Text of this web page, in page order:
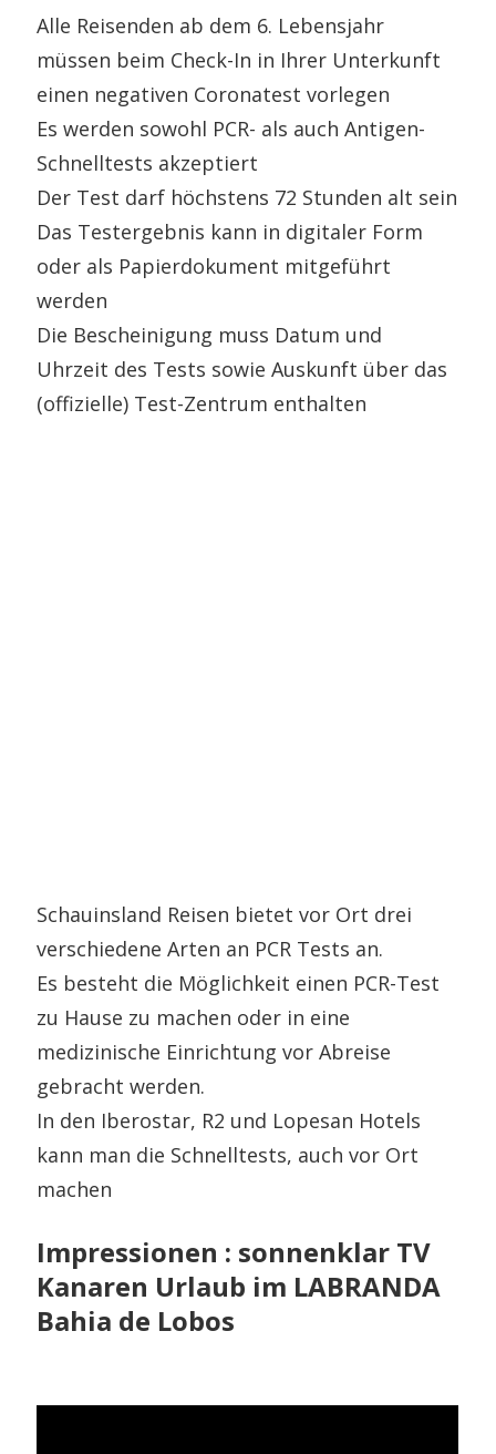
Alle Reisenden ab dem 6. Lebensjahr
müssen beim Check-In in Ihrer Unterkunft
einen negativen Coronatest vorlegen
Es werden sowohl PCR- als auch Antigen-
Schnelltests akzeptiert
Der Test darf höchstens 72 Stunden alt sein
Das Testergebnis kann in digitaler Form
oder als Papierdokument mitgeführt
werden
Die Bescheinigung muss Datum und
Uhrzeit des Tests sowie Auskunft über das
(offizielle) Test-Zentrum enthalten
Schauinsland Reisen bietet vor Ort drei
verschiedene Arten an PCR Tests an.
Es besteht die Möglichkeit einen PCR-Test
zu Hause zu machen oder in eine
medizinische Einrichtung vor Abreise
gebracht werden.
In den Iberostar, R2 und Lopesan Hotels
kann man die Schnelltests, auch vor Ort
machen
Impressionen : sonnenklar TV
Kanaren Urlaub im LABRANDA
Bahia de Lobos